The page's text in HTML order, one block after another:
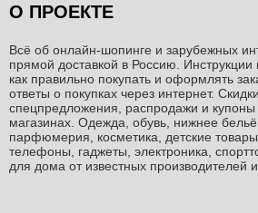
О ПРОЕКТЕ
Всё об онлайн-шопинге и зарубежных
прямой доставкой в Россию. Инструкции
как правильно покупать и оформлять
ответы о покупках через интернет.
спецпредложения, распродажи и купоны
магазинах. Одежда, обувь, нижнее
парфюмерия, косметика, детские
телефоны, гаджеты, электроника,
для дома от известных производителей